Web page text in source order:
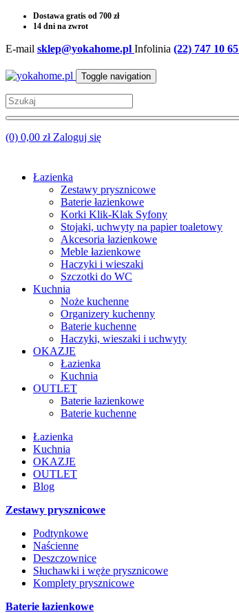
Dostawa gratis od 700 zł
14 dni na zwrot
E-mail sklep@yokahome.pl Infolinia (22) 747 10 65
Toggle navigation
(0) 0,00 zł Zaloguj się
Łazienka
Zestawy prysznicowe
Baterie łazienkowe
Korki Klik-Klak Syfony
Stojaki, uchwyty na papier toaletowy
Akcesoria łazienkowe
Meble łazienkowe
Haczyki i wieszaki
Szczotki do WC
Kuchnia
Noże kuchenne
Organizery kuchenny
Baterie kuchenne
Haczyki, wieszaki i uchwyty
OKAZJE
Łazienka
Kuchnia
OUTLET
Baterie łazienkowe
Baterie kuchenne
Łazienka
Kuchnia
OKAZJE
OUTLET
Blog
Zestawy prysznicowe
Podtynkowe
Naścienne
Deszczownice
Słuchawki i węże prysznicowe
Komplety prysznicowe
Baterie łazienkowe